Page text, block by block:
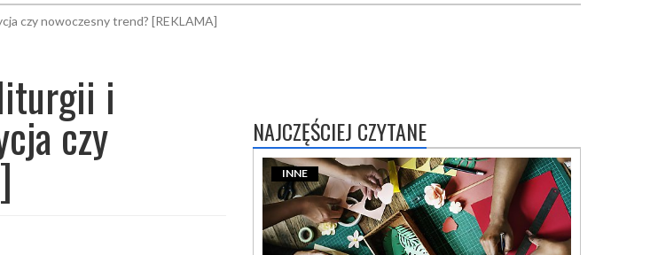
czy nowoczesny trend? [REKLAMA]
i
czy NAJCZĘŚCIEJ CZYTANE
INNE